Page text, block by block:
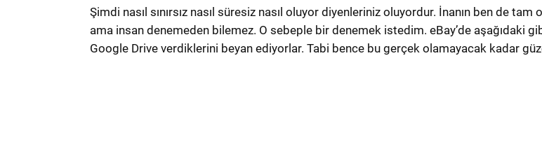
Şimdi nasıl sınırsız nasıl süresiz nasıl oluyor diyenleriniz oluyordur. İnanın ben de
ama insan denemeden bilemez. O sebeple bir denemek istedim. eBay’de aşağıdaki
Google Drive verdiklerini beyan ediyorlar. Tabi bence bu gerçek olamayacak kadar